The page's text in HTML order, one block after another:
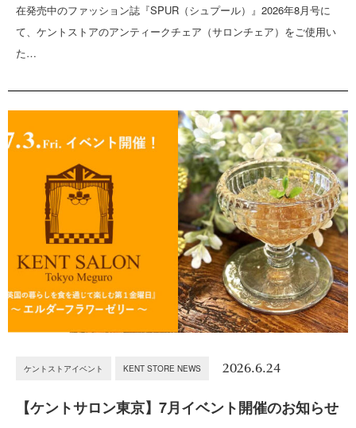
在発売中のファッション誌『SPUR（シュプール）』2026年8月号に
て、ケントストアのアンティークチェア（サロンチェア）をご使用い
た…
ケントストアイベント KENT STORE NEWS 2026.6.24
【ケントサロン東京】7月イベント開催のお知らせ